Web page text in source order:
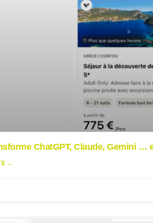
ChatGPT, Claude, Gemini …
→